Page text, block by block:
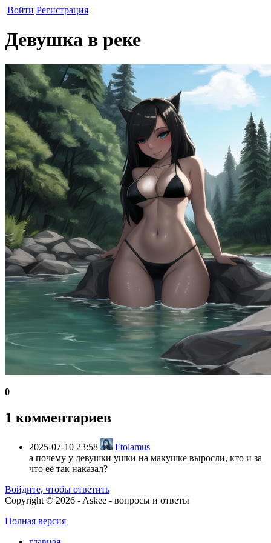
Войти Регистрация
Девушка в реке
0
1 комментариев
2025-07-10 23:58
Ftolamus
а почему у девушки ушки на макушке выросли, кто и за
что её так наказал?
Войдите, чтобы ответить
Copyright © 2026 - Askee - вопросы и ответы
Полная версия